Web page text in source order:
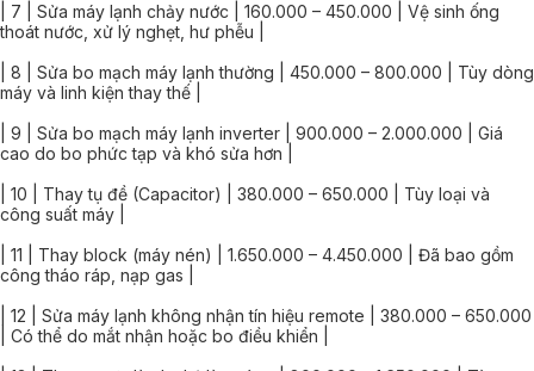
| 7 | Sửa máy lạnh chảy nước | 160.000 – 450.000 | Vệ sinh ống
thoát nước, xử lý nghẹt, hư phễu |
| 8 | Sửa bo mạch máy lạnh thường | 450.000 – 800.000 | Tùy dòng
máy và linh kiện thay thế |
| 9 | Sửa bo mạch máy lạnh inverter | 900.000 – 2.000.000 | Giá
cao do bo phức tạp và khó sửa hơn |
| 10 | Thay tụ đề (Capacitor) | 380.000 – 650.000 | Tùy loại và
công suất máy |
| 11 | Thay block (máy nén) | 1.650.000 – 4.450.000 | Đã bao gồm
công tháo ráp, nạp gas |
| 12 | Sửa máy lạnh không nhận tín hiệu remote | 380.000 – 650.000
| Có thể do mắt nhận hoặc bo điều khiển |